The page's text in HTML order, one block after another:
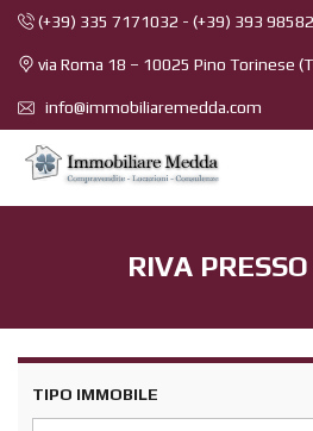
(+39) 335 7171032 - (+39) 393
via Roma 18 – 10025 Pino Torinese
info@immobiliaremedda.com
RIVA
TIPO IMMOBILE